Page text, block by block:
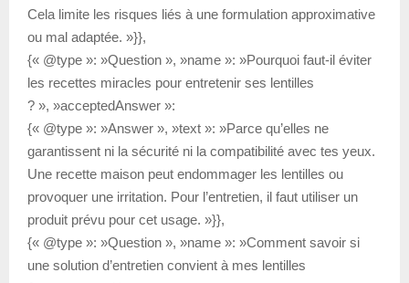
Cela limite les risques liés à une formulation approximative
ou mal adaptée. »}},
{« @type »: »Question », »name »: »Pourquoi faut-il éviter
les recettes miracles pour entretenir ses lentilles
? », »acceptedAnswer »:
{« @type »: »Answer », »text »: »Parce qu’elles ne
garantissent ni la sécurité ni la compatibilité avec tes yeux.
Une recette maison peut endommager les lentilles ou
provoquer une irritation. Pour l’entretien, il faut utiliser un
produit prévu pour cet usage. »}},
{« @type »: »Question », »name »: »Comment savoir si
une solution d’entretien convient à mes lentilles